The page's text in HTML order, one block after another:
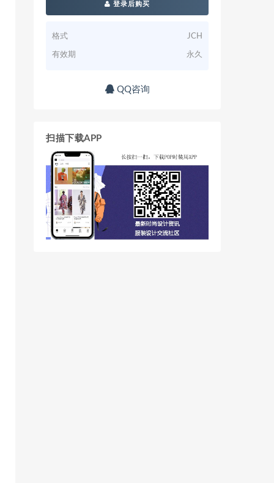
登录后购买
格式 JCH
有效期 永久
QQ咨询
扫描下载APP